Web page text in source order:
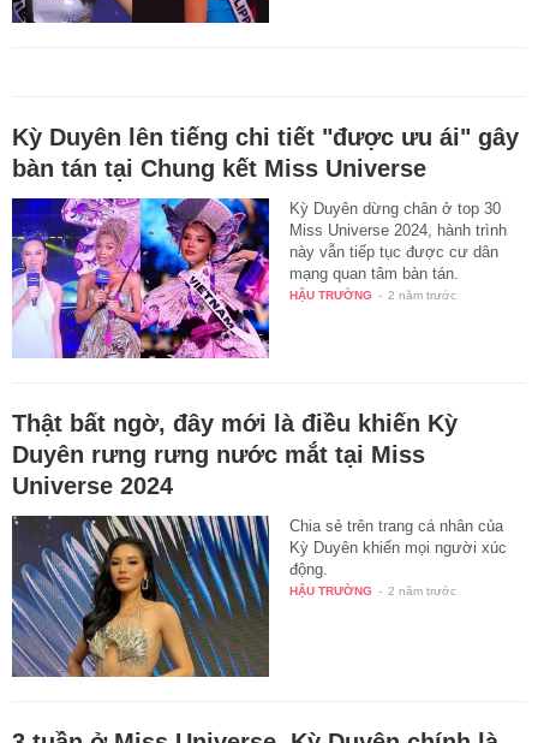
Kỳ Duyên lên tiếng chi tiết "được ưu ái" gây
bàn tán tại Chung kết Miss Universe
Kỳ Duyên dừng chân ở top 30
Miss Universe 2024, hành trình
này vẫn tiếp tục được cư dân
mạng quan tâm bàn tán.
HẬU TRƯỜNG - 2 năm trước
Thật bất ngờ, đây mới là điều khiến Kỳ
Duyên rưng rưng nước mắt tại Miss
Universe 2024
Chia sẻ trên trang cá nhân của
Kỳ Duyên khiến mọi người xúc
động.
HẬU TRƯỜNG - 2 năm trước